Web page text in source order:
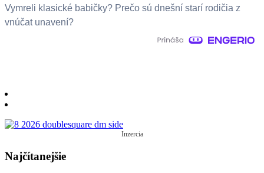
Vymreli klasické babičky? Prečo sú dnešní starí rodičia z
vnúčat unavení?
Inzercia
Najčítanejšie